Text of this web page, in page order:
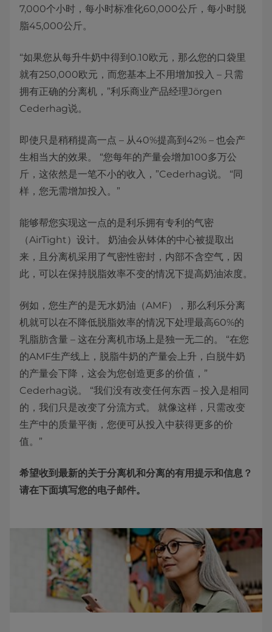
7,000个小时，每小时标准化60,000公斤，每小时脱
脂45,000公斤。
“如果您从每升牛奶中得到0.10欧元，那么您的口袋里
就有250,000欧元，而您基本上不用增加投入 – 只需
拥有正确的分离机，”利乐商业产品经理Jörgen
Cederhag说。
即使只是稍稍提高一点 – 从40%提高到42% – 也会产
生相当大的效果。 “您每年的产量会增加100多万公
斤，这依然是一笔不小的收入，”Cederhag说。 “同
样，您无需增加投入。”
能够帮您实现这一点的是利乐拥有专利的气密
（AirTight）设计。 奶油会从钵体的中心被提取出
来，且分离机采用了气密性密封，内部不含空气，因
此，可以在保持脱脂效率不变的情况下提高奶油浓度。
例如，您生产的是无水奶油（AMF），那么利乐分离
机就可以在不降低脱脂效率的情况下处理最高60%的
乳脂肪含量 – 这在分离机市场上是独一无二的。 “在您
的AMF生产线上，脱脂牛奶的产量会上升，白脱牛奶
的产量会下降，这会为您创造更多的价值，”
Cederhag说。 “我们没有改变任何东西 – 投入是相同
的，我们只是改变了分流方式。 就像这样，只需改变
生产中的质量平衡，您便可从投入中获得更多的价
值。”
希望收到最新的关于分离机和分离的有用提示和信息？
请在下面填写您的电子邮件。